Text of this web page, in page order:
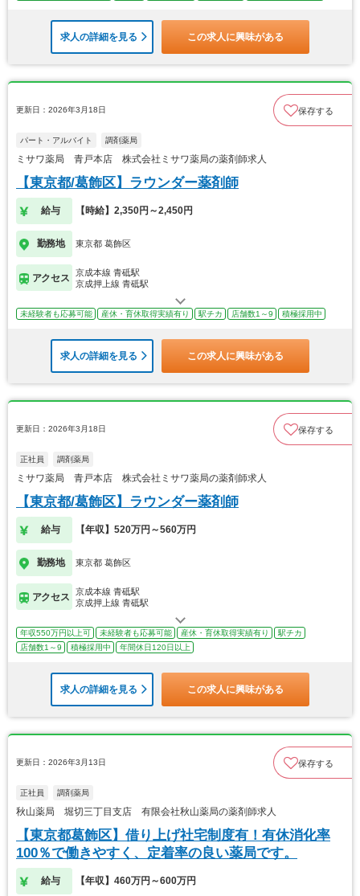
求人の詳細を見る この求人に興味がある
更新日：2026年3月18日 保存する
パート・アルバイト 調剤薬局
ミサワ薬局 青戸本店 株式会社ミサワ薬局の薬剤師求人
【東京都/葛飾区】ラウンダー薬剤師
給与 【時給】2,350円～2,450円
勤務地 東京都 葛飾区
アクセス
京成本線 青砥駅
京成押上線 青砥駅
未経験者も応募可能 産休・育休取得実績有り 駅チカ 店舗数1～9 積極採用中
求人の詳細を見る この求人に興味がある
更新日：2026年3月18日 保存する
正社員 調剤薬局
ミサワ薬局 青戸本店 株式会社ミサワ薬局の薬剤師求人
【東京都/葛飾区】ラウンダー薬剤師
給与 【年収】520万円～560万円
勤務地 東京都 葛飾区
アクセス
京成本線 青砥駅
京成押上線 青砥駅
年収550万円以上可 未経験者も応募可能 産休・育休取得実績有り
駅チカ
店舗数1～9
積極採用中 年間休日120日以上
求人の詳細を見る この求人に興味がある
更新日：2026年3月13日 保存する
正社員 調剤薬局
秋山薬局 堀切三丁目支店 有限会社秋山薬局の薬剤師求人
【東京都葛飾区】借り上げ社宅制度有！有休消化率
100％で働きやすく、定着率の良い薬局です。
給与 【年収】460万円～600万円